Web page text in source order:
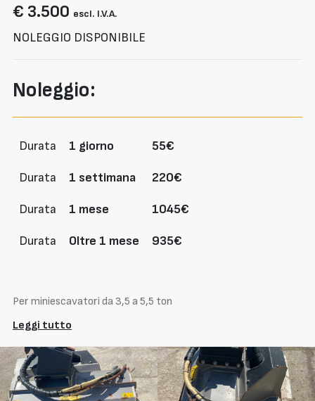
€ 3.500 escl. I.V.A.
NOLEGGIO DISPONIBILE
Noleggio:
Durata 1 giorno 55€
Durata 1 settimana 220€
Durata 1 mese 1045€
Durata Oltre 1 mese 935€
Per miniescavatori da 3,5 a 5,5 ton
Leggi tutto